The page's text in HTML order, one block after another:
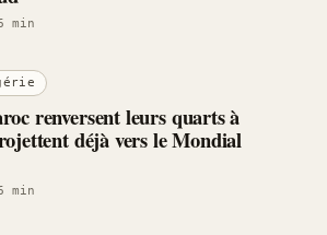
min
renversent leurs quarts à
déjà vers le Mondial
min